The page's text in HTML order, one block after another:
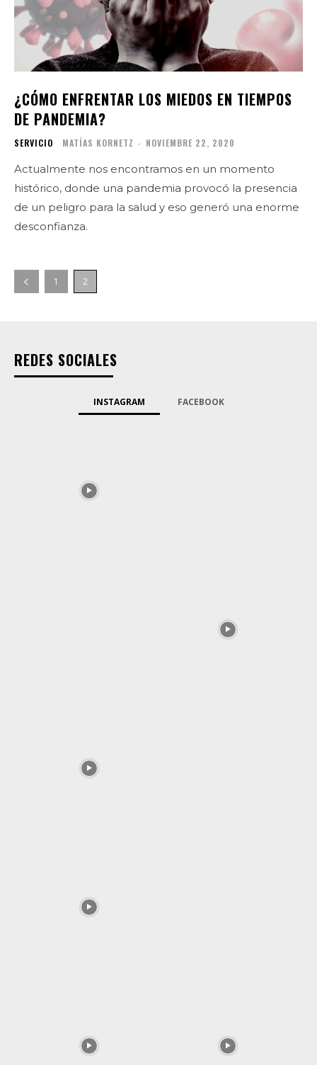
¿CÓMO ENFRENTAR LOS MIEDOS EN TIEMPOS
DE PANDEMIA?
SERVICIO MATÍAS KORNETZ - NOVIEMBRE 22, 2020
Actualmente nos encontramos en un momento
histórico, donde una pandemia provocó la presencia
de un peligro para la salud y eso generó una enorme
desconfianza.
1 2
REDES SOCIALES
INSTAGRAM FACEBOOK